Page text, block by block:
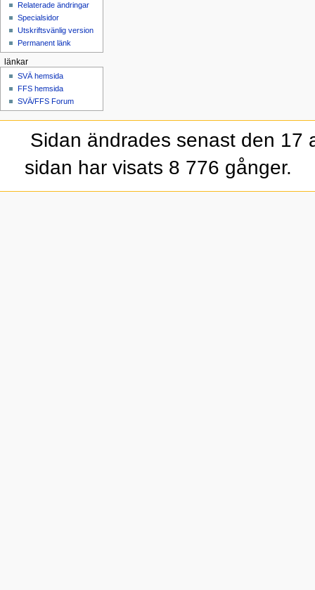
Relaterade ändringar
Specialsidor
Utskriftsvänlig version
Permanent länk
länkar
SVÄ hemsida
FFS hemsida
SVÄ/FFS Forum
Sidan ändrades senast den 17
sidan har visats 8 776 gånger.